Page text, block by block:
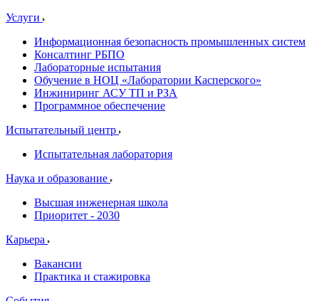
Услуги
Информационная безопасность промышленных систем
Консалтинг РБПО
Лабораторные испытания
Обучение в НОЦ «Лаборатории Касперского»
Инжиниринг АСУ ТП и РЗА
Программное обеспечение
Испытательный центр
Испытательная лаборатория
Наука и образование
Высшая инженерная школа
Приоритет - 2030
Карьера
Вакансии
Практика и стажировка